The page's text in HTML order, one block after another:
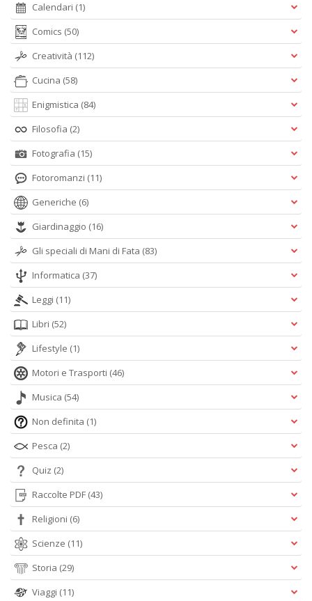
Calendari (1)
Comics (50)
Creatività (112)
Cucina (58)
Enigmistica (84)
Filosofia (2)
Fotografia (15)
Fotoromanzi (11)
Generiche (6)
Giardinaggio (16)
Gli speciali di Mani di Fata (83)
Informatica (37)
Leggi (11)
Libri (52)
Lifestyle (1)
Motori e Trasporti (46)
Musica (54)
Non definita (1)
Pesca (2)
Quiz (2)
Raccolte PDF (43)
Religioni (6)
Scienze (11)
Storia (29)
Viaggi (11)